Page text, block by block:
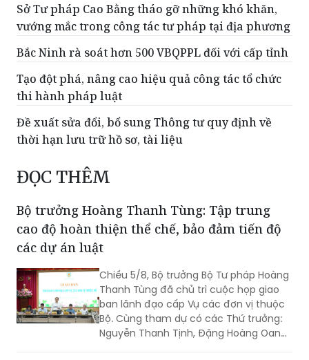
Sở Tư pháp Cao Bằng tháo gỡ những khó khăn,
vướng mắc trong công tác tư pháp tại địa phương
Bắc Ninh rà soát hơn 500 VBQPPL đối với cấp tỉnh
Tạo đột phá, nâng cao hiệu quả công tác tổ chức
thi hành pháp luật
Đề xuất sửa đổi, bổ sung Thông tư quy định về
thời hạn lưu trữ hồ sơ, tài liệu
ĐỌC THÊM
Bộ trưởng Hoàng Thanh Tùng: Tập trung
cao độ hoàn thiện thể chế, bảo đảm tiến độ
các dự án luật
Chiều 5/8, Bộ trưởng Bộ Tư pháp Hoàng
Thanh Tùng đã chủ trì cuộc họp giao
ban lãnh đạo cấp Vụ các đơn vị thuộc
Bộ. Cùng tham dự có các Thứ trưởng:
Nguyễn Thanh Tịnh, Đặng Hoàng Oanh,